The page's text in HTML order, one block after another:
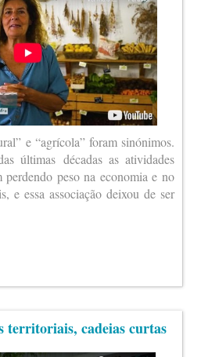
e “agrícola” foram sinónimos.
últimas décadas as atividades
peso na economia e no
e essa associação deixou de ser
territoriais, cadeias curtas